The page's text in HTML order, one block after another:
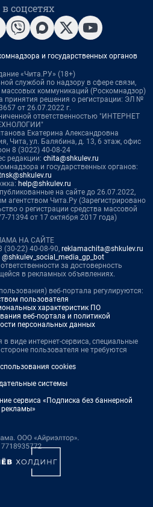
соцсетях
и государственных органов
«Чита.РУ» (18+)
службой по надзору в сфере связи,
коммуникаций (Роскомнадзор)
принятия решения о регистрации: ЭЛ №
от 26.07.2022 г.
ответственностью "ИНТЕРНЕТ
Екатерина Александровна
Чита, ул. Балябина, д. 13, 6 этаж, офис
8 (3022) 40-08-24
редакции: chita@shkulev.ru
и государственных органов:
help@shkulev.ru
на сайте до 26.07.2022,
Чита.Ру (Зарегистрировано
о регистрации средства массовой
от 17 октября 2017 года)
НА САЙТЕ
(30-22) 40-08-90, reklamachita@shkulev.ru
@shkulev_social_media_gp_bot
за достоверность
в рекламных объявлениях.
веб-портала регулируются:
пользователя
характеристик ПО
веб-портала и политикой
персональных данных
в виде интернет-сервиса, специальные
пользователя не требуются
cookies
системы
сервиса «Подписка без баннерной
рекламы»